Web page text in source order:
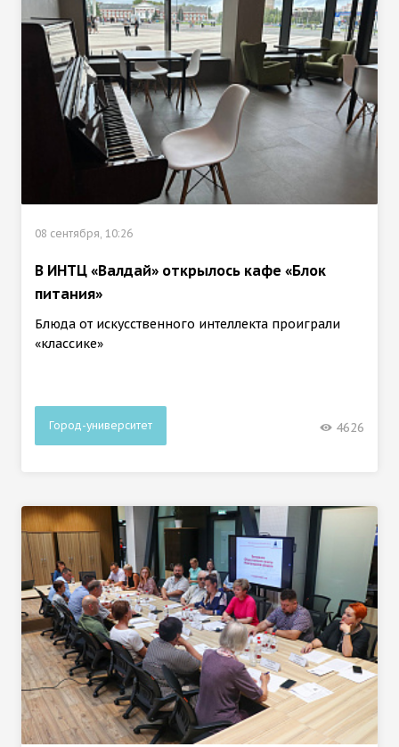
08 сентября, 10:26
В ИНТЦ «Валдай» открылось кафе «Блок
питания»
Блюда от искусственного интеллекта проиграли
«классике»
Город-университет 4626